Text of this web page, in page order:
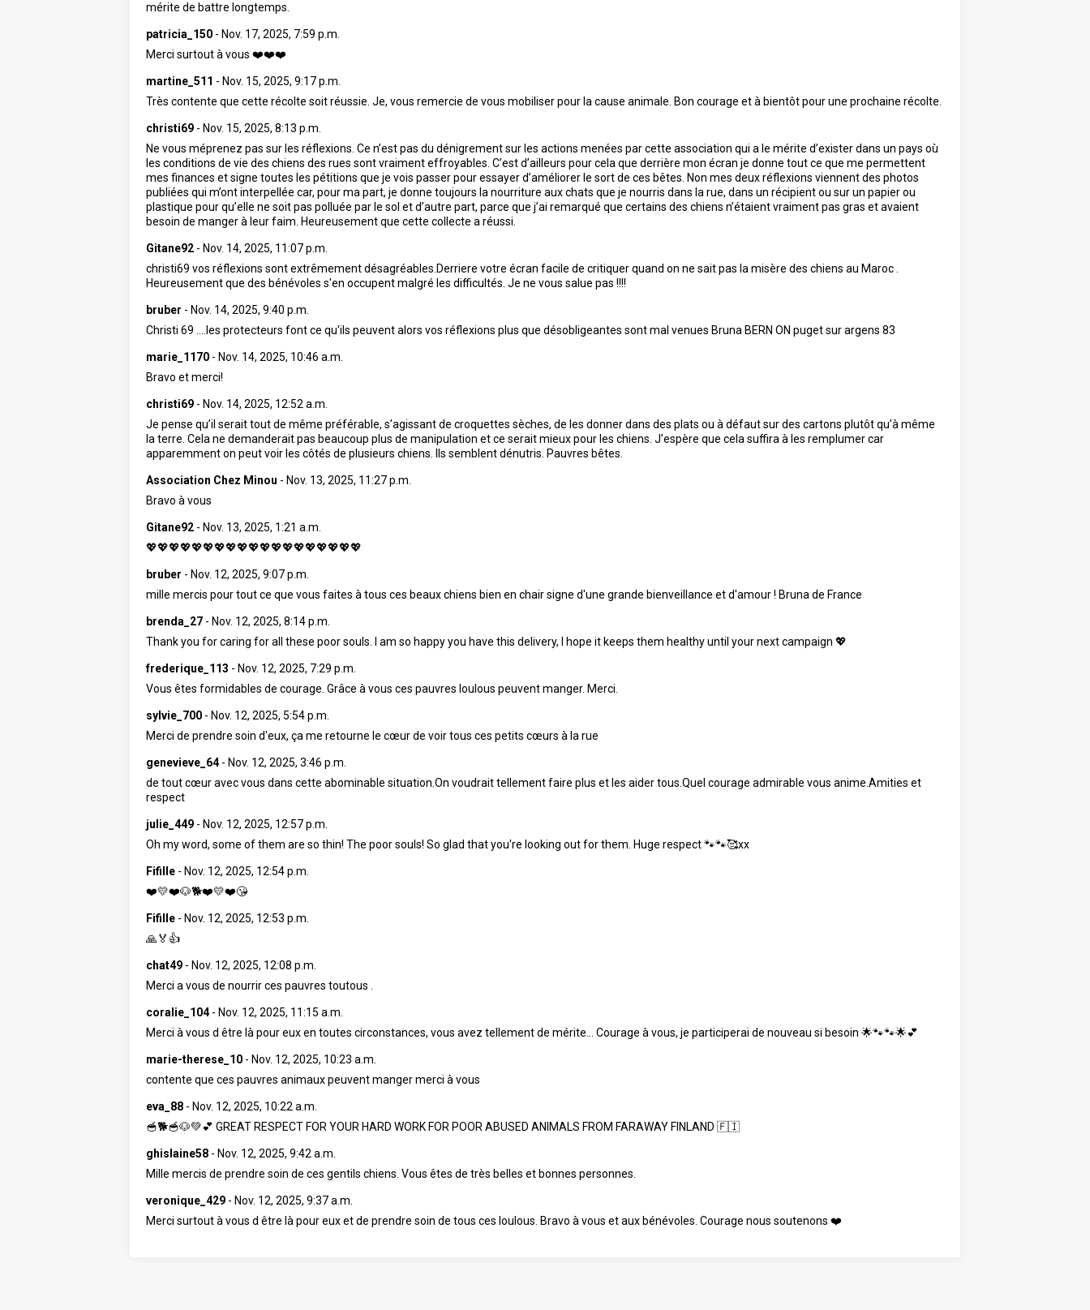
mérite de battre longtemps.
patricia_150 - Nov. 17, 2025, 7:59 p.m.
Merci surtout à vous ❤️❤️❤️
martine_511 - Nov. 15, 2025, 9:17 p.m.
Très contente que cette récolte soit réussie. Je, vous remercie de vous mobiliser pour la cause animale. Bon courage et à bientôt pour une prochaine récolte.
christi69 - Nov. 15, 2025, 8:13 p.m.
Ne vous méprenez pas sur les réflexions. Ce n’est pas du dénigrement sur les actions menées par cette association qui a le mérite d’exister dans un pays où
les conditions de vie des chiens des rues sont vraiment effroyables. C’est d’ailleurs pour cela que derrière mon écran je donne tout ce que me permettent
mes finances et signe toutes les pétitions que je vois passer pour essayer d’améliorer le sort de ces bêtes. Non mes deux réflexions viennent des photos
publiées qui m’ont interpellée car, pour ma part, je donne toujours la nourriture aux chats que je nourris dans la rue, dans un récipient ou sur un papier ou
plastique pour qu’elle ne soit pas polluée par le sol et d’autre part, parce que j’ai remarqué que certains des chiens n’étaient vraiment pas gras et avaient
besoin de manger à leur faim. Heureusement que cette collecte a réussi.
Gitane92 - Nov. 14, 2025, 11:07 p.m.
christi69 vos réflexions sont extrêmement désagréables.Derriere votre écran facile de critiquer quand on ne sait pas la misère des chiens au Maroc .
Heureusement que des bénévoles s'en occupent malgré les difficultés. Je ne vous salue pas !!!!
bruber - Nov. 14, 2025, 9:40 p.m.
Christi 69 ....les protecteurs font ce qu'ils peuvent alors vos réflexions plus que désobligeantes sont mal venues Bruna BERN ON puget sur argens 83
marie_1170 - Nov. 14, 2025, 10:46 a.m.
Bravo et merci!
christi69 - Nov. 14, 2025, 12:52 a.m.
Je pense qu’il serait tout de même préférable, s’agissant de croquettes sèches, de les donner dans des plats ou à défaut sur des cartons plutôt qu’à même
la terre. Cela ne demanderait pas beaucoup plus de manipulation et ce serait mieux pour les chiens. J’espère que cela suffira à les remplumer car
apparemment on peut voir les côtés de plusieurs chiens. Ils semblent dénutris. Pauvres bêtes.
Association Chez Minou - Nov. 13, 2025, 11:27 p.m.
Bravo à vous
Gitane92 - Nov. 13, 2025, 1:21 a.m.
💖💖💖💖💖💖💖💖💖💖💖💖💖💖💖💖💖💖💖
bruber - Nov. 12, 2025, 9:07 p.m.
mille mercis pour tout ce que vous faites à tous ces beaux chiens bien en chair signe d'une grande bienveillance et d'amour ! Bruna de France
brenda_27 - Nov. 12, 2025, 8:14 p.m.
Thank you for caring for all these poor souls. I am so happy you have this delivery, I hope it keeps them healthy until your next campaign 💖
frederique_113 - Nov. 12, 2025, 7:29 p.m.
Vous êtes formidables de courage. Grâce à vous ces pauvres loulous peuvent manger. Merci.
sylvie_700 - Nov. 12, 2025, 5:54 p.m.
Merci de prendre soin d'eux, ça me retourne le cœur de voir tous ces petits cœurs à la rue
genevieve_64- Nov. 12, 2025, 3:46 p.m.
de tout cœur avec vous dans cette abominable situation.On voudrait tellement faire plus et les aider tous.Quel courage admirable vous anime.Amities et
respect
julie_449 - Nov. 12, 2025, 12:57 p.m.
Oh my word, some of them are so thin! The poor souls! So glad that you're looking out for them. Huge respect 🐾🐾🥰xx
Fifille - Nov. 12, 2025, 12:54 p.m.
❤️💛❤️🐶🐕❤️💛❤️😘
Fifille - Nov. 12, 2025, 12:53 p.m.
🙏🏅👍
chat49 - Nov. 12, 2025, 12:08 p.m.
Merci a vous de nourrir ces pauvres toutous .
coralie_104- Nov. 12, 2025, 11:15 a.m.
Merci à vous d être là pour eux en toutes circonstances, vous avez tellement de mérite... Courage à vous, je participerai de nouveau si besoin 🌟🐾🐾🌟💕
marie-therese_10 - Nov. 12, 2025, 10:23 a.m.
contente que ces pauvres animaux peuvent manger merci à vous
eva_88 - Nov. 12, 2025, 10:22 a.m.
🥣🐕🥣🐶💚💕 GREAT RESPECT FOR YOUR HARD WORK FOR POOR ABUSED ANIMALS FROM FARAWAY FINLAND 🇫🇮
ghislaine58 - Nov. 12, 2025, 9:42 a.m.
Mille mercis de prendre soin de ces gentils chiens. Vous êtes de très belles et bonnes personnes.
veronique_429 - Nov. 12, 2025, 9:37 a.m.
Merci surtout à vous d être là pour eux et de prendre soin de tous ces loulous. Bravo à vous et aux bénévoles. Courage nous soutenons ❤️